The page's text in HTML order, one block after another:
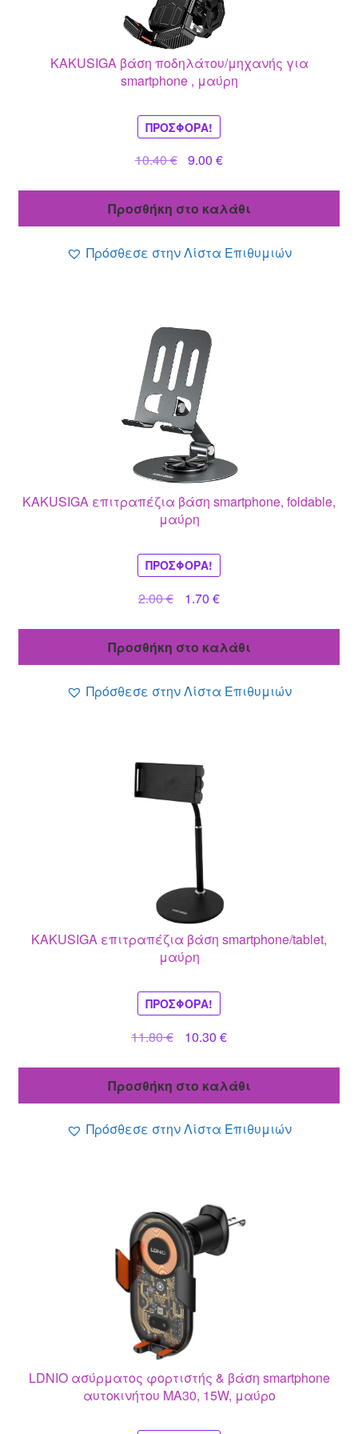
KAKUSIGA βάση ποδηλάτου/μηχανής για
smartphone , μαύρη
ΠΡΟΣΦΟΡΆ!
10.40€ Original
10.40 €.
9.00€Η
είναι:
Προσθήκη στο καλάθι
Πρόσθεσε στην Λίστα Επιθυμιών
KAKUSIGA επιτραπέζια βάση smartphone, foldable,
μαύρη
ΠΡΟΣΦΟΡΆ!
2.00€
Original
2.00 €.
1.70 €Η
είναι:
Προσθήκη στο καλάθι
Πρόσθεσε στην Λίστα Επιθυμιών
KAKUSIGA επιτραπέζια βάση smartphone/tablet,
μαύρη
ΠΡΟΣΦΟΡΆ!
11.80€
Original
11.80 €.
10.30 €Η
είναι:
Προσθήκη στο καλάθι
Πρόσθεσε στην Λίστα Επιθυμιών
LDNIO ασύρματος φορτιστής & βάση smartphone
αυτοκινήτου MA30, 15W, μαύρο